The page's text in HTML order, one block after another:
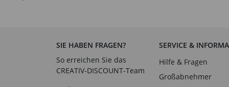
SIE HABEN FRAGEN?
So erreichen Sie das
CREATIV-DISCOUNT-Team
SERVICE &
Hilfe & Fragen
Großabnehmer